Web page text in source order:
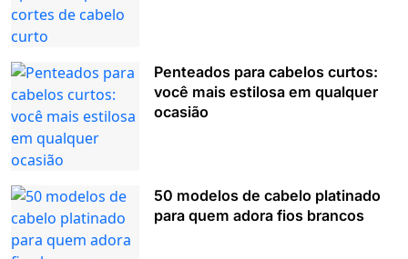
Penteados para cabelos curtos:
você mais estilosa em qualquer
ocasião
50 modelos de cabelo platinado
para quem adora fios brancos